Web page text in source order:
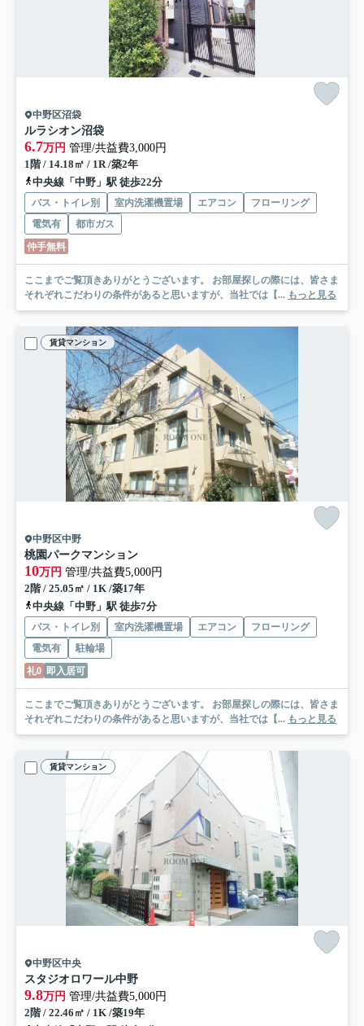
中野区沼袋
ルラシオン沼袋
6.7万円 管理/共益費3,000円
1階 / 14.18㎡ / 1R /築2年
中央線「中野」駅 徒歩22分
バス・トイレ別 室内洗濯機置場 エアコン
フローリング
電気有
都市ガス
仲手無料
ここまでご覧頂きありがとうございます。 お部屋探しの際には、皆さま
それぞれこだわりの条件があると思いますが、当社では【... もっと見る
賃貸マンション
中野区中野
桃園パークマンション
10万円 管理/共益費5,000円
2階 / 25.05㎡ / 1K /築17年
中央線「中野」駅 徒歩7分
バス・トイレ別 室内洗濯機置場 エアコン
フローリング
電気有
駐輪場
礼0 即入居可
ここまでご覧頂きありがとうございます。 お部屋探しの際には、皆さま
それぞれこだわりの条件があると思いますが、当社では【... もっと見る
賃貸マンション
中野区中央
スタジオロワール中野
9.8万円 管理/共益費5,000円
2階 / 22.46㎡ / 1K /築19年